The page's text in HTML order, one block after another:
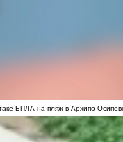
БПЛА на пляж в Архипо-